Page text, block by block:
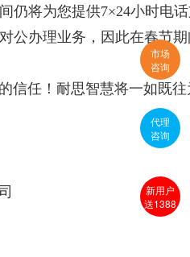
仍将为您提供7×24小时电
公办理业务，因此在春节
信任！耐思智慧将一如既
市场
咨询
代理
咨询
新用户
送1388